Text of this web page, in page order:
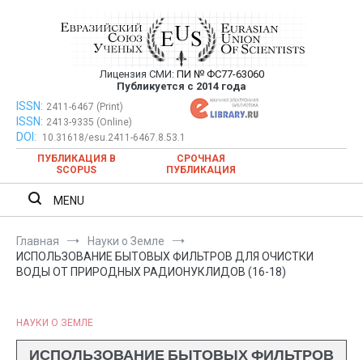
Евразийский Союз Ученых —
публикация научных статей в
ежемесячном научном журнале
Лицензия СМИ: ПИ № ФС77-63060
Публикуется с 2014 года
Евразийский Союз Ученых — публикация научных статей в
ежемесячном научном журнале
ISSN: 2411-6467 (Print)
ISSN: 2413-9335 (Online)
DOI:
10.31618/esu.2411-6467.8.53.1
ПУБЛИКАЦИЯ В
SCOPUS
СРОЧНАЯ
ПУБЛИКАЦИЯ
MENU
Главная
Науки о Земле
ИСПОЛЬЗОВАНИЕ БЫТОВЫХ ФИЛЬТРОВ ДЛЯ ОЧИСТКИ
ВОДЫ ОТ ПРИРОДНЫХ РАДИОНУКЛИДОВ (16-18)
НАУКИ О ЗЕМЛЕ